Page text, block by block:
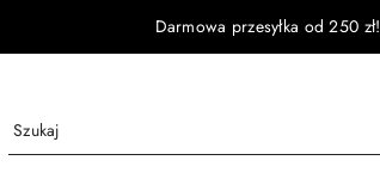
Darmowa przesyłka od 250 zł!